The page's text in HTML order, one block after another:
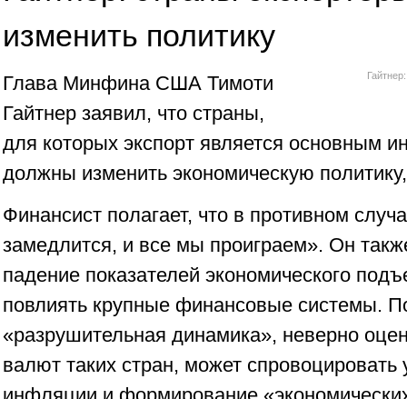
изменить политику
Глава Минфина США Тимоти
Гайтнер заявил, что страны,
для которых экспорт является основным
должны изменить экономическую
Финансист полагает, что в противном
замедлится, и все мы проиграем». Он
падение показателей экономического
повлиять крупные финансовые системы.
«разрушительная динамика», неверно
валют таких стран, может спровоцировать